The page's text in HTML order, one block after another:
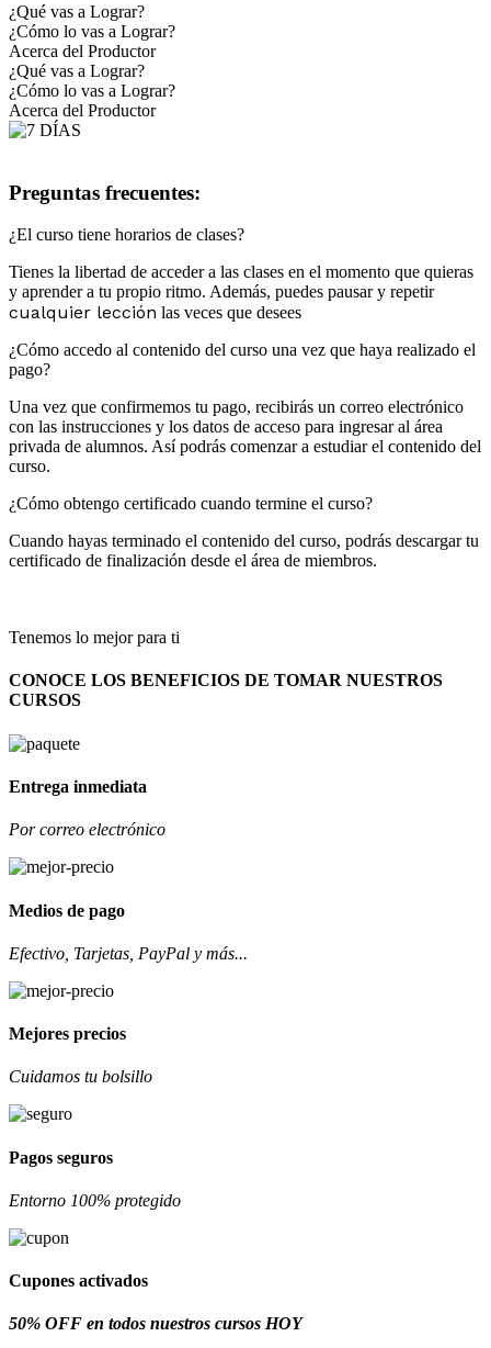
¿Qué vas a Lograr?
¿Cómo lo vas a Lograr?
Acerca del Productor
¿Qué vas a Lograr?
¿Cómo lo vas a Lograr?
Acerca del Productor
Preguntas frecuentes:
¿El curso tiene horarios de clases?
Tienes la libertad de acceder a las clases en el momento que quieras
y aprender a tu propio ritmo. Además, puedes pausar y repetir
cualquier lección las veces que desees
¿Cómo accedo al contenido del curso una vez que haya realizado el
pago?
Una vez que confirmemos tu pago, recibirás un correo electrónico
con las instrucciones y los datos de acceso para ingresar al área
privada de alumnos. Así podrás comenzar a estudiar el contenido del
curso.
¿Cómo obtengo certificado cuando termine el curso?
Cuando hayas terminado el contenido del curso, podrás descargar tu
certificado de finalización desde el área de miembros.
Tenemos lo mejor para ti
CONOCE LOS BENEFICIOS DE TOMAR NUESTROS
CURSOS
Entrega inmediata
Por correo electrónico
Medios de pago
Efectivo, Tarjetas, PayPal y más...
Mejores precios
Cuidamos tu bolsillo
Pagos seguros
Entorno 100% protegido
Cupones activados
50% OFF en todos nuestros cursos HOY